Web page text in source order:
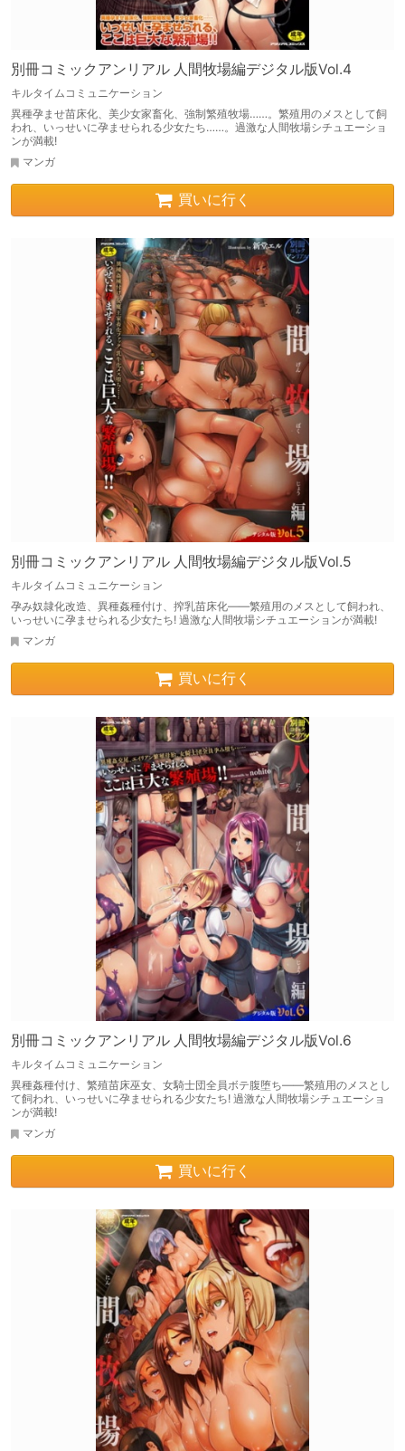
別冊コミックアンリアル 人間牧場編デジタル版Vol.4
キルタイムコミュニケーション
異種孕ませ苗床化、美少女家畜化、強制繁殖牧場……。繁殖用のメスとして飼
われ、いっせいに孕ませられる少女たち……。過激な人間牧場シチュエーショ
ンが満載!
マンガ
買いに行く
別冊コミックアンリアル 人間牧場編デジタル版Vol.5
キルタイムコミュニケーション
孕み奴隷化改造、異種姦種付け、搾乳苗床化――繁殖用のメスとして飼われ、
いっせいに孕ませられる少女たち! 過激な人間牧場シチュエーションが満載!
マンガ
買いに行く
別冊コミックアンリアル 人間牧場編デジタル版Vol.6
キルタイムコミュニケーション
異種姦種付け、繁殖苗床巫女、女騎士団全員ボテ腹堕ち――繁殖用のメスとし
て飼われ、いっせいに孕ませられる少女たち! 過激な人間牧場シチュエーショ
ンが満載!
マンガ
買いに行く